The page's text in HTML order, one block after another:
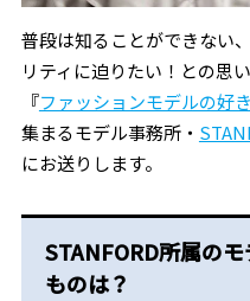
普段は知ることができない
リティに迫りたい！との思
『ファッションモデルの好
集まるモデル事務所・
にお送りします。
STANFORD所属の
ものは？